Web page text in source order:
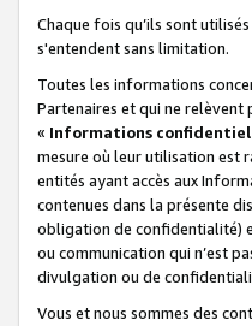
Chaque fois qu’ils sont
s'entendent sans limitation.
Toutes les informations
Partenaires et qui ne relèvent
« Informations
mesure où leur utilisation est
entités ayant accès aux
contenues dans la présente
obligation de confidentialité)
ou communication qui n’est
divulgation ou de
Vous et nous sommes des